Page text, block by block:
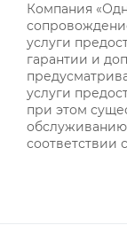
Компания
услуги
гарантии и
услуги
при этом
соответствии